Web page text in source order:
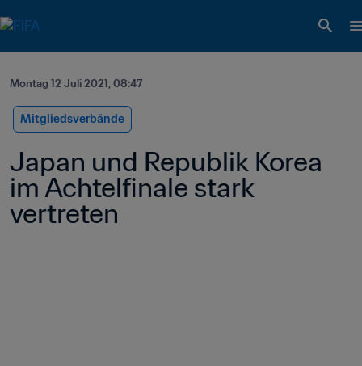
Montag 12 Juli 2021, 08:47
Mitgliedsverbände
Japan und Republik Korea
im Achtelfinale stark
vertreten